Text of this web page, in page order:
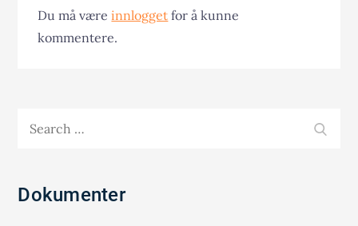
Du må væreinnlogget for å kunne
kommentere.
Dokumenter